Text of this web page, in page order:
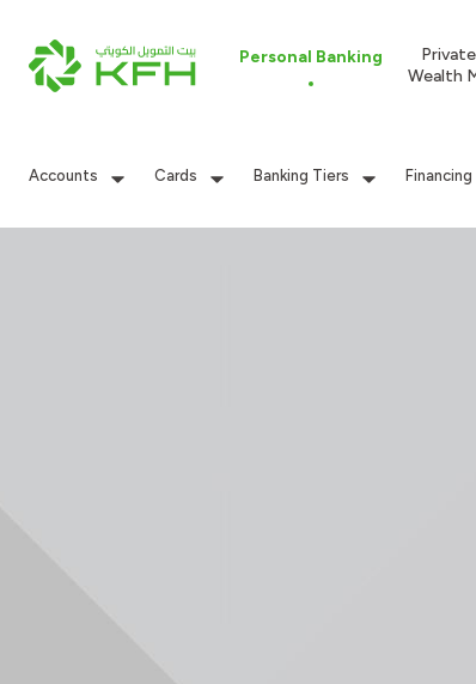
Personal Banking
Wealth
Accounts Cards Banking Tiers Financing